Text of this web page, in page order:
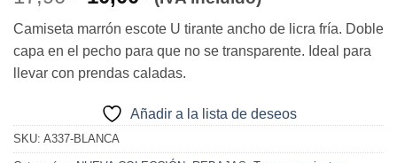
precio
original
era:
17,90€.
actual
es:
10,00€.
Camiseta marrón escote U tirante ancho de licra fría. Doble
capa en el pecho para que no se transparente. Ideal para
llevar con prendas caladas.
Añadir a la lista de deseos
SKU: A337-BLANCA